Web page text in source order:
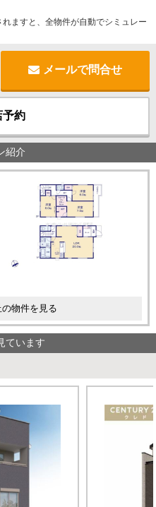
ますと、全物件が自動でシミュレー
メールで問合せ
予約
紹介
物件を見る
ています